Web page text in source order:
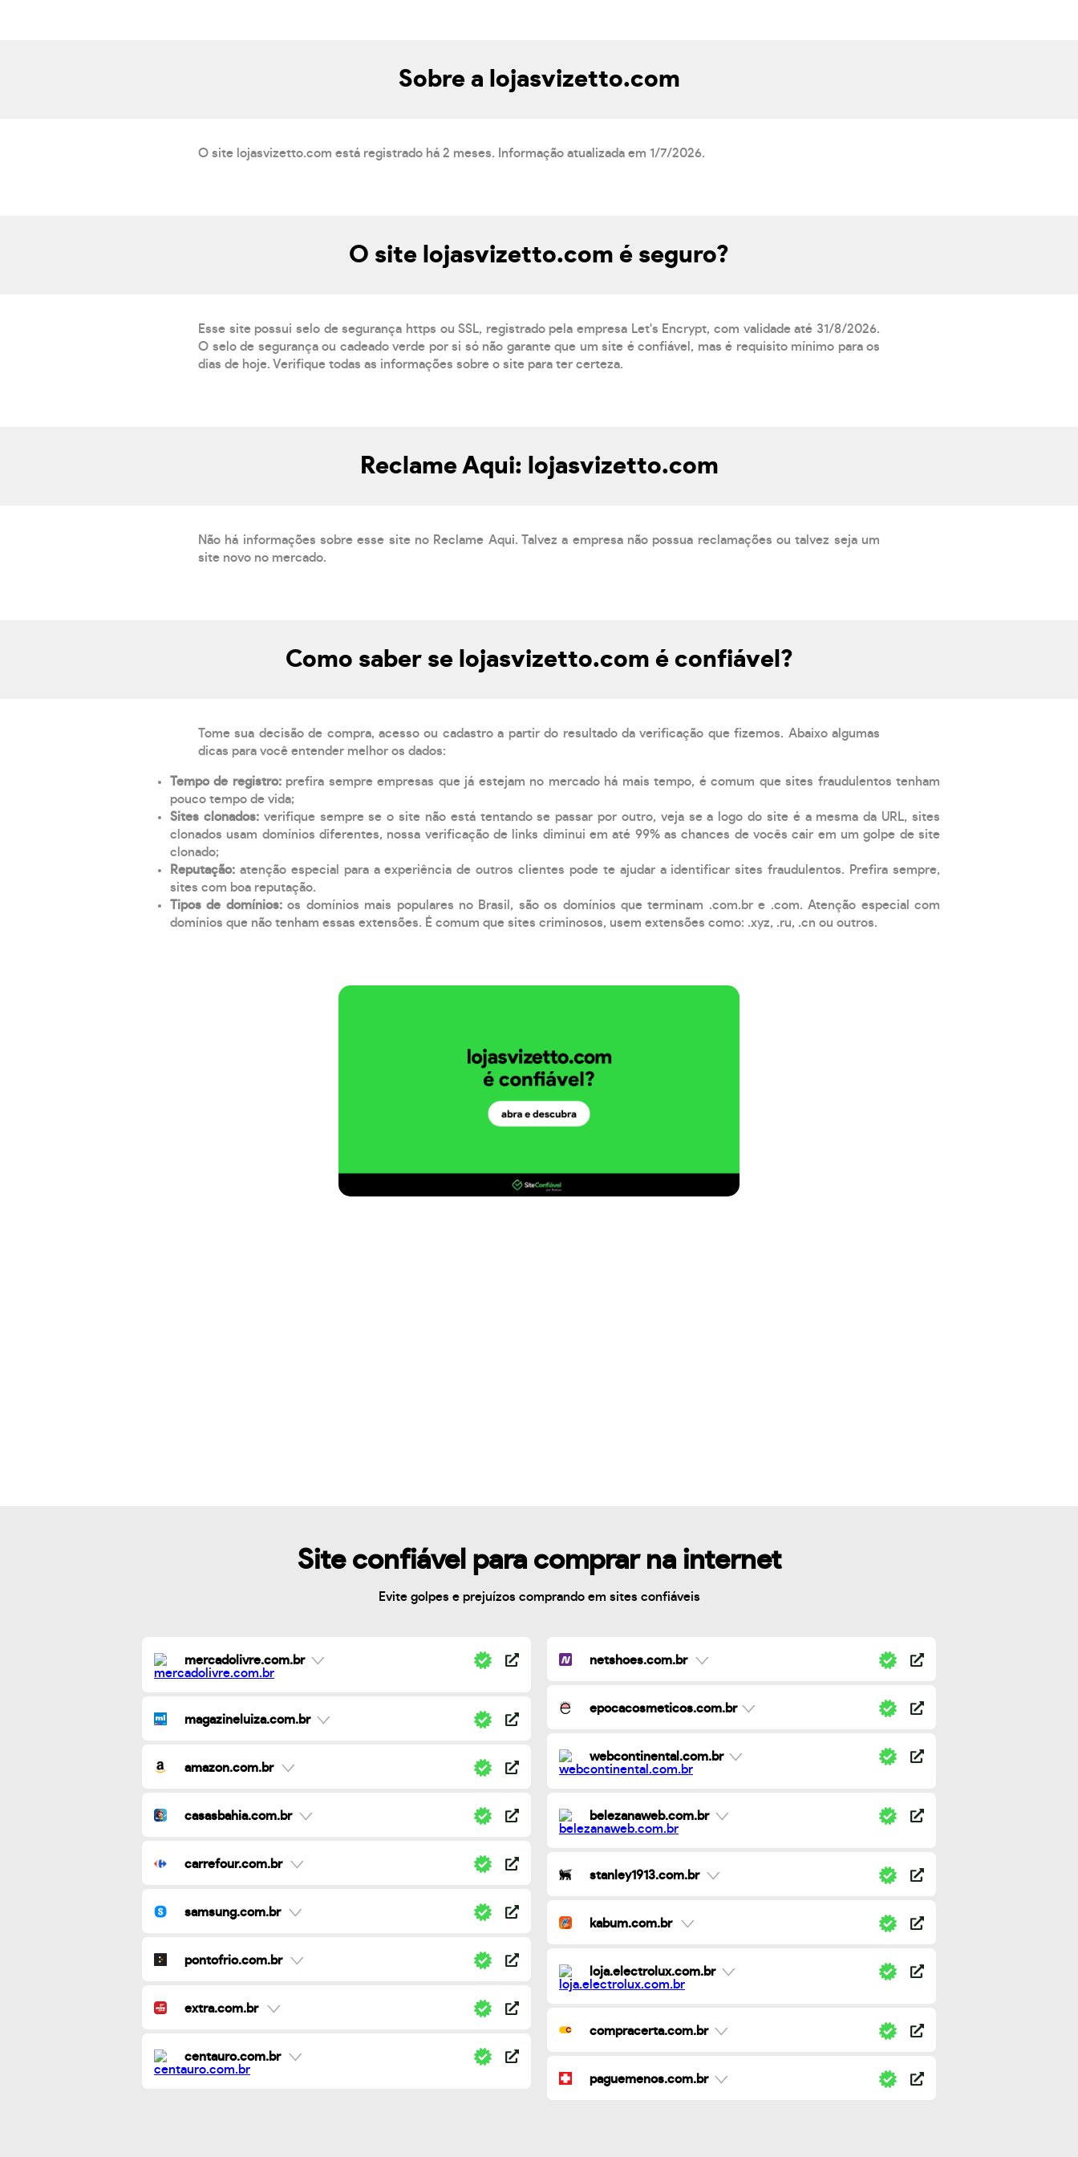
Sobre a lojasvizetto.com
O site lojasvizetto.com está registrado há 2 meses. Informação atualizada em 1/7/2026.
O site lojasvizetto.com é seguro?
Esse site possui selo de segurança https ou SSL, registrado pela empresa Let's Encrypt, com validade até 31/8/2026.
O selo de segurança ou cadeado verde por si só não garante que um site é confiável, mas é requisito mínimo para os
dias de hoje. Verifique todas as informações sobre o site para ter certeza.
Reclame Aqui: lojasvizetto.com
Não há informações sobre esse site no Reclame Aqui. Talvez a empresa não possua reclamações ou talvez seja um
site novo no mercado.
Como saber se lojasvizetto.com é confiável?
Tome sua decisão de compra, acesso ou cadastro a partir do resultado da verificação que fizemos. Abaixo algumas
dicas para você entender melhor os dados:
Tempo de registro: prefira sempre empresas que já estejam no mercado há mais tempo, é comum que sites fraudulentos tenham
pouco tempo de vida;
Sites clonados: verifique sempre se o site não está tentando se passar por outro, veja se a logo do site é a mesma da URL, sites
clonados usam domínios diferentes, nossa verificação de links diminui em até 99% as chances de vocês cair em um golpe de site
clonado;
Reputação: atenção especial para a experiência de outros clientes pode te ajudar a identificar sites fraudulentos. Prefira sempre,
sites com boa reputação.
Tipos de domínios:os domínios mais populares no Brasil, são os domínios que terminam .com.br e .com. Atenção especial com
domínios que não tenham essas extensões. É comum que sites criminosos, usem extensões como: .xyz, .ru, .cn ou outros.
Site confiável para comprar na internet
Evite golpes e prejuízos comprando em sites confiáveis
mercadolivre.com.br
magazineluiza.com.br
amazon.com.br
casasbahia.com.br
carrefour.com.br
samsung.com.br
pontofrio.com.br
extra.com.br
centauro.com.br
netshoes.com.br
epocacosmeticos.com.br
webcontinental.com.br
belezanaweb.com.br
stanley1913.com.br
kabum.com.br
loja.electrolux.com.br
compracerta.com.br
paguemenos.com.br